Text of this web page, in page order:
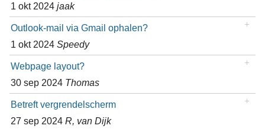
1 okt 2024 jaak
Outlook-mail via Gmail ophalen?
1 okt 2024 Speedy
Webpage layout?
30 sep 2024 Thomas
Betreft vergrendelscherm
27 sep 2024 R, van Dijk